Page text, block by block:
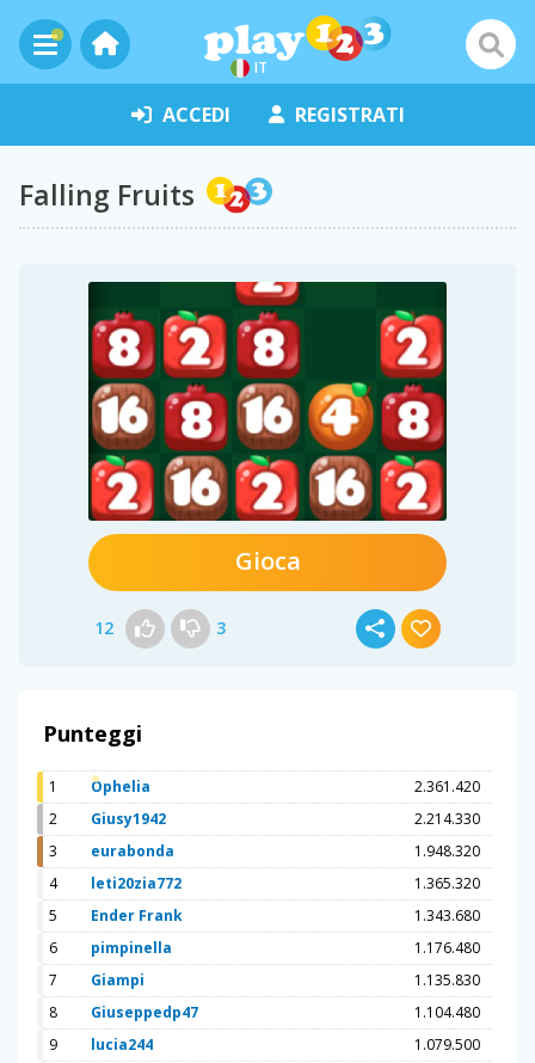
IT
ACCEDI REGISTRATI
Falling Fruits
Gioca
12 3
Punteggi
1 Ophelia
2.361.420
2
Giusy1942
2.214.330
3
eurabonda
1.948.320
4
leti20zia772
1.365.320
5
Ender Frank
1.343.680
6
pimpinella
1.176.480
7
Giampi
1.135.830
8
Giuseppedp47
1.104.480
9
lucia244
1.079.500